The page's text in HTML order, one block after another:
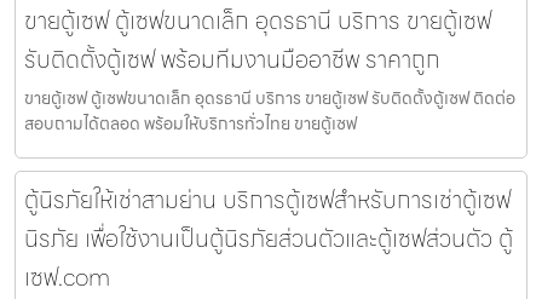
ขายตู้เซฟ ตู้เซฟขนาดเล็ก อุดรธานี บริการ ขายตู้เซฟ
รับติดตั้งตู้เซฟ พร้อมทีมงานมืออาชีพ ราคาถูก
ขายตู้เซฟ ตู้เซฟขนาดเล็ก อุดรธานี บริการ ขายตู้เซฟ รับติดตั้งตู้เซฟ ติดต่อ
สอบถามได้ตลอด พร้อมให้บริการทั่วไทย ขายตู้เซฟ
ตู้นิรภัยให้เช่าสามย่าน บริการตู้เซฟสำหรับการเช่าตู้เซฟ
นิรภัย เพื่อใช้งานเป็นตู้นิรภัยส่วนตัวและตู้เซฟส่วนตัว ตู้
เซฟ.com